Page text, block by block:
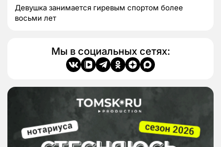
Девушка занимается гиревым спортом более
восьми лет
Мы в социальных сетях: